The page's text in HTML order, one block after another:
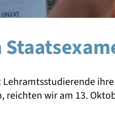
wir am 13.